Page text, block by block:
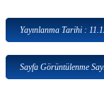
Yayınlanma Tarihi :
Sayfa Görüntülenme